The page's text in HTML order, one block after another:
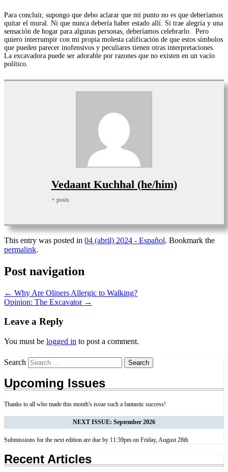
Para concluir, supongo que debo aclarar que mi punto no es que deberíamos
quitar el mural. Ni que nunca debería haber estado allí. Si trae alegría y una
sensación de hogar para algunas personas, deberíamos celebrarlo. Pero
quiero interrumpir con mi propia molesta calificación de que estos símbolos
que pueden parecer inofensivos y peculiares tienen otras interpretaciones.
La excavadora puede ser adorable por razones que no existen en un vacío
político.
Vedaant Kuchhal (he/him)
+ posts
This entry was posted in 04 (abril) 2024 - Español. Bookmark the
permalink.
Post navigation
← Why Are Oliners Allergic to Walking?
Opinion: The Excavator →
Leave a Reply
You must be logged in to post a comment.
Search
Upcoming Issues
Thanks to all who made this month's issue such a fantastic success!
NEXT ISSUE: September 2026
Submissions for the next edition are due by 11:59pm on Friday, August 28th
Recent Articles